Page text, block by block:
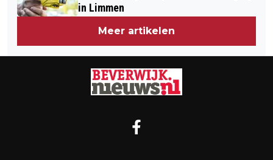
in Limmen
Meer artikelen